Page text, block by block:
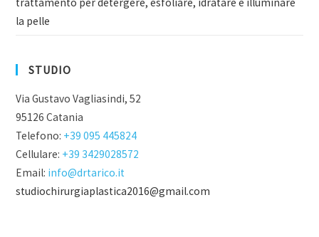
la pelle
STUDIO
Via Gustavo Vagliasindi, 52
95126 Catania
Telefono: +39 095 445824
Cellulare: +39 3429028572
Email: info@drtarico.it
studiochirurgiaplastica2016@gmail.com